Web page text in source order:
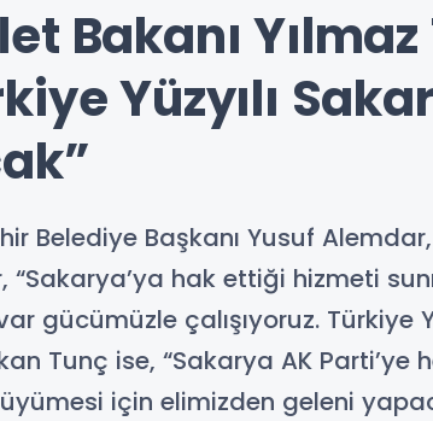
Bakanı
Yüzyılı
Belediye Başkanı Yusuf
“Sakarya’ya hak ettiği hizmeti
gücümüzle çalışıyoruz. Türkiye
Tunç ise, “Sakarya AK
için elimizden geleni